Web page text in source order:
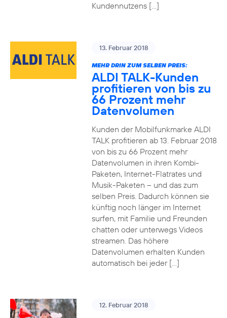
Kundennutzens […]
13. Februar 2018
MEHR DRIN ZUM SELBEN PREIS:
ALDI TALK-Kunden
profitieren von bis zu
66 Prozent mehr
Datenvolumen
Kunden der Mobilfunkmarke ALDI
TALK profitieren ab 13. Februar 2018
von bis zu 66 Prozent mehr
Datenvolumen in ihren Kombi-
Paketen, Internet-Flatrates und
Musik-Paketen – und das zum
selben Preis. Dadurch können sie
künftig noch länger im Internet
surfen, mit Familie und Freunden
chatten oder unterwegs Videos
streamen. Das höhere
Datenvolumen erhalten Kunden
automatisch bei jeder […]
12. Februar 2018